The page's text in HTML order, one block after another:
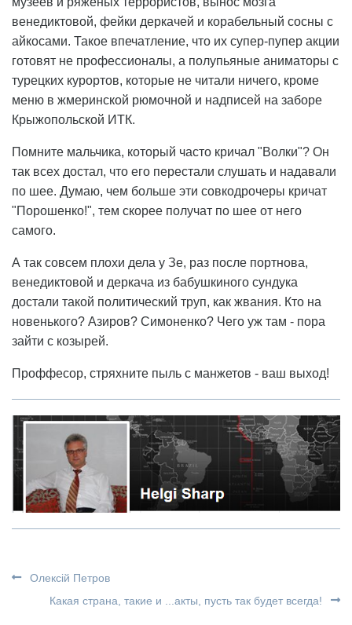
венедиктовой, фейки деркачей и корабельный сосны с
айкосами. Такое впечатление, что их супер-пупер акции
готовят не профессионалы, а полупьяные аниматоры с
турецких курортов, которые не читали ничего, кроме
меню в жмеринской рюмочной и надписей на заборе
Крыжопольской ИТК.
Помните мальчика, который часто кричал "Волки"? Он
так всех достал, что его перестали слушать и надавали
по шее. Думаю, чем больше эти совкодрочеры кричат
"Порошенко!", тем скорее получат по шее от него
самого.
А так совсем плохи дела у Зе, раз после портнова,
венедиктовой и деркача из бабушкиного сундука
достали такой политический труп, как жвания. Кто на
новенького? Азиров? Симоненко? Чего уж там - пора
зайти с козырей.
Проффесор, стряхните пыль с манжетов - ваш выход!
Олексій Петров
Какая страна, такие и ...акты, пусть так будет всегда!